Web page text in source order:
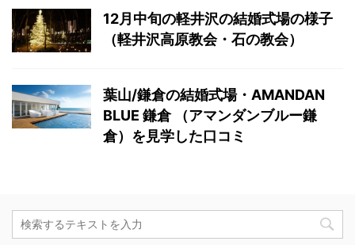
12月中旬の軽井沢の結婚式場の様子
（軽井沢高原教会・石の教会）
葉山/鎌倉の結婚式場・AMANDAN
BLUE 鎌倉 （アマンダンブルー鎌
倉）を見学した口コミ